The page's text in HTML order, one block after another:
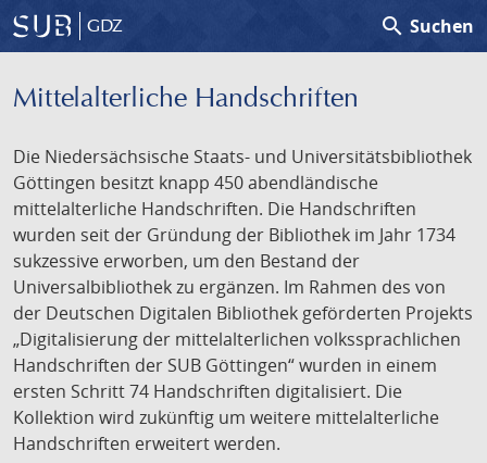
GDZ search Suchen
Mittelalterliche Handschriften
Die Niedersächsische Staats- und Universitätsbibliothek
Göttingen besitzt knapp 450 abendländische
mittelalterliche Handschriften. Die Handschriften
wurden seit der Gründung der Bibliothek im Jahr 1734
sukzessive erworben, um den Bestand der
Universalbibliothek zu ergänzen. Im Rahmen des von
der Deutschen Digitalen Bibliothek geförderten Projekts
„Digitalisierung der mittelalterlichen volkssprachlichen
Handschriften der SUB Göttingen“ wurden in einem
ersten Schritt 74 Handschriften digitalisiert. Die
Kollektion wird zukünftig um weitere mittelalterliche
Handschriften erweitert werden.